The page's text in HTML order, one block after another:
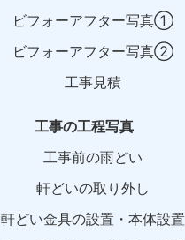
ビフォーアフター写真①
ビフォーアフター写真②
工事見積
工事の工程写真
工事前の雨どい
軒どいの取り外し
軒どい金具の設置・本体設置